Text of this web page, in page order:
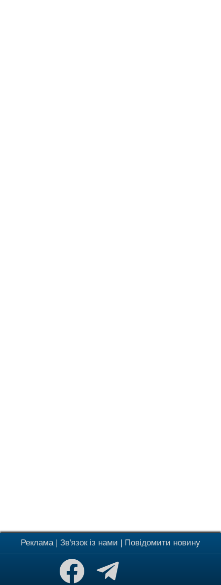
Реклама| Зв'язок із нами | Повідомити новину